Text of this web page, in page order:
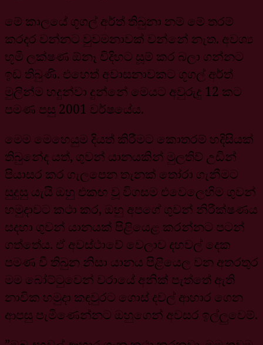
මේ කාලයේ ගූගල් අර්ත් තිබුනා නම් මේ තරම්
කරදර වන්නට වුවමනාවක් වන්නේ නැත. අවශ්‍ය
භූමි ලක්ෂණ ඕනෑ විදිහට සූම් කර බලා ගන්නට
ඉඩ තිබුණි. එහෙත් අවාසනාවකට ගූගල් අර්ත්
මුලින්ම හදුන්වා දුන්නේ මෙයට අවුරුදු 12 කට
පමණ පසු 2001 වර්ෂයේය.
මෙම මෙහෙයුම දියත් කිරීමට කොතරම් හදිසියක්
තිබුනේද යත්, ගුවන් යානයකින් මුලතිව් උඩින්
පියාසර කර ගැලපෙන තැනක් තෝරා ගැනීමට
සුදුසු යැයි ඔහු එකඟ වූ විගසම එවෙලෙහිම ගුවන්
හමුදාවට කථා කර, ඔහු අපගේ ගුවන් නිරීක්ෂණය
සදහා ගුවන් යානයක් පිළියෙළ කරන්නට පටන්
ගත්තේය. ඒ අවස්ථාවේ වෙලාව දහවල් දෙක
පමණ වී තිබුන නිසා යානය පිළියෙල වන අතරතුර
මම බෝට්ටුවෙන් වරායේ අනික් පැත්තේ ඇති
නාවික හමුදා කඳවුරට ගොස් දවල් ආහාර ගෙන
ආපසු පැමිණෙන්නට ඔහුගෙන් අවසර ඉල්ලුවෙම්.